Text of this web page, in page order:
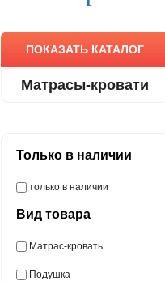
ПОКАЗАТЬ КАТАЛОГ
Матрасы-кровати
Только в наличии
только в наличии
Вид товара
Матрас-кровать
Подушка